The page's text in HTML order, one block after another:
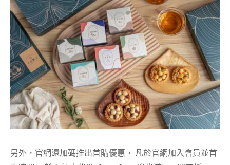
另外，官網還加碼推出首購優惠， 凡於官網加入會員並首